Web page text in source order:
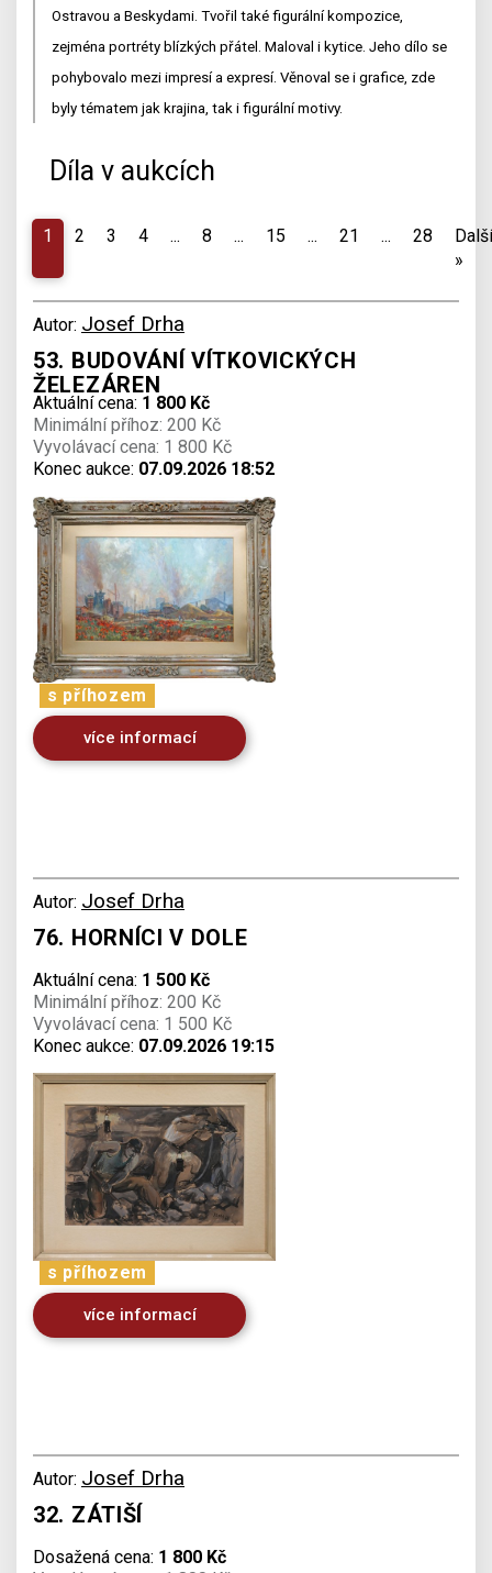
Ostravou a Beskydami. Tvořil také figurální kompozice,
zejména portréty blízkých přátel. Maloval i kytice. Jeho dílo se
pohybovalo mezi impresí a expresí. Věnoval se i grafice, zde
byly tématem jak krajina, tak i figurální motivy.
Díla v aukcích
1 2 3 4 ... 8 ... 15 ... 21 ... 28
Další
»
Autor: Josef Drha
53. BUDOVÁNÍ VÍTKOVICKÝCH
ŽELEZÁREN
Aktuální cena: 1 800 Kč
Minimální příhoz: 200 Kč
Vyvolávací cena: 1 800 Kč
Konec aukce: 07.09.2026 18:52
s příhozem
více informací
Autor: Josef Drha
76. HORNÍCI V DOLE
Aktuální cena: 1 500 Kč
Minimální příhoz: 200 Kč
Vyvolávací cena: 1 500 Kč
Konec aukce: 07.09.2026 19:15
s příhozem
více informací
Autor: Josef Drha
32. ZÁTIŠÍ
Dosažená cena: 1 800 Kč